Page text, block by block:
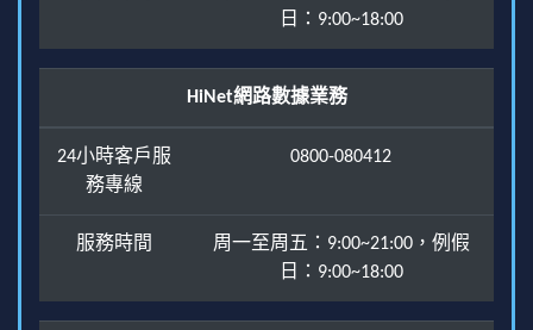
日：9:00~18:00
HiNet網路數據業務
24小時客戶服
務專線
0800-080412
服務時間
周一至周五：9:00~21:00，例假
日：9:00~18:00